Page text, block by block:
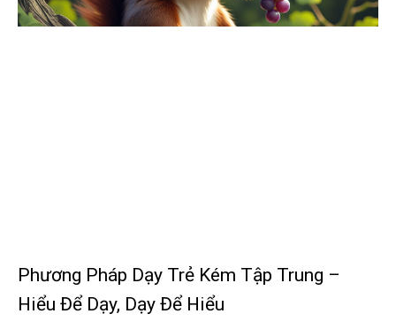
Phương Pháp Dạy Trẻ Kém Tập Trung –
Hiểu Để Dạy, Dạy Để Hiểu